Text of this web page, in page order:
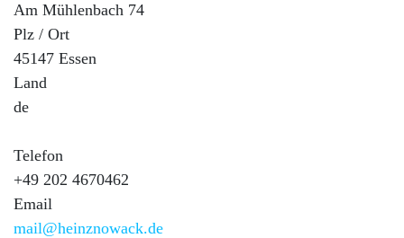
Am Mühlenbach 74
Plz / Ort
45147 Essen
Land
de
Telefon
+49 202 4670462
Email
mail@heinznowack.de